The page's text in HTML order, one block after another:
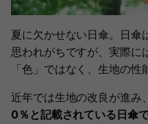
夏に欠かせない日傘。日傘
思われがちですが、実際に
「色」ではなく、生地の性
近年では生地の改良が進み、
0％と記載されている日傘